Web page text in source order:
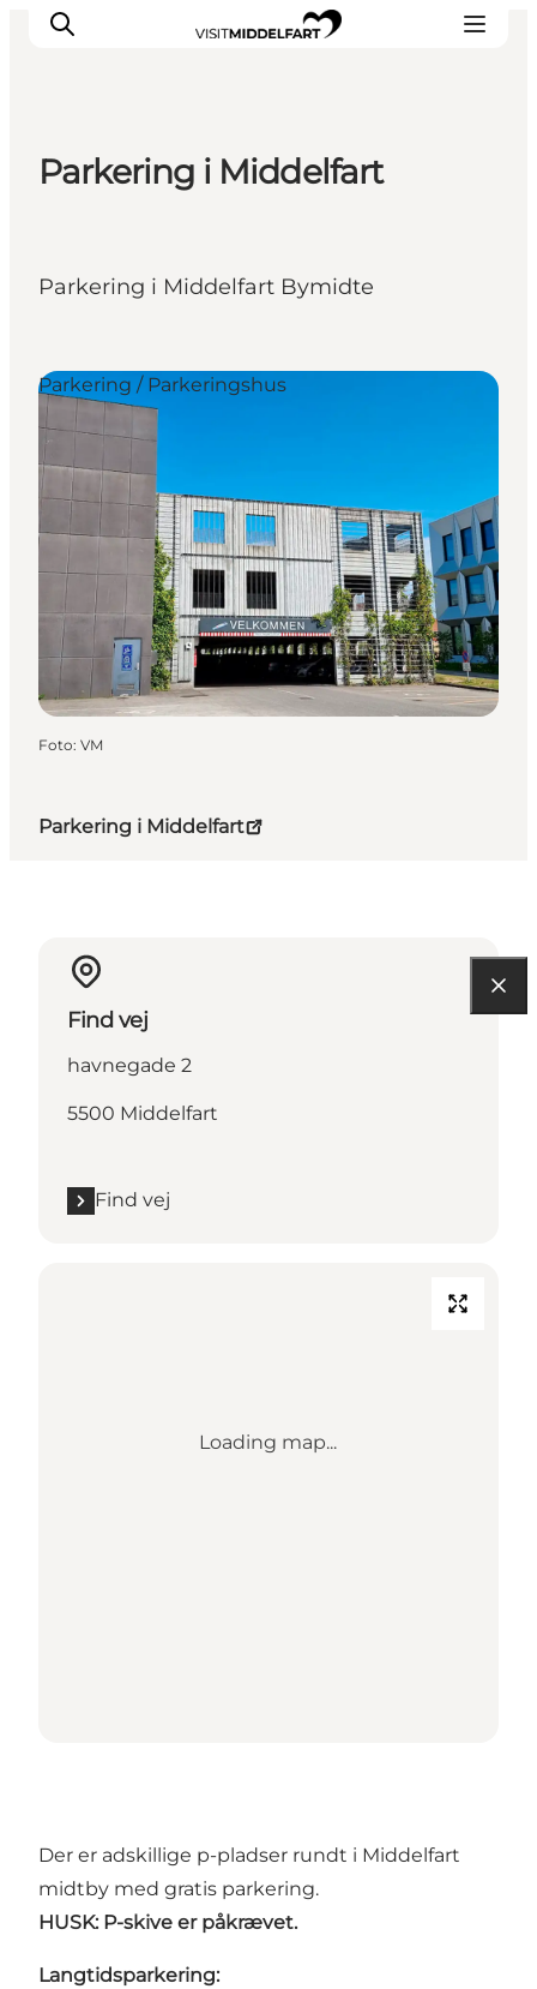
Overnatning
Det Sker
Møde og Konference
Parkering i Middelfart
Parkering i Middelfart Bymidte
Parkering i Middelfart
Parkering / Parkeringshus
Foto: VM
Find vej
havnegade 2
5500 Middelfart
Find vej
Loading map...
Der er adskillige p-pladser rundt i Middelfart
midtby med gratis parkering.
HUSK: P-skive er påkrævet.
Langtidsparkering: